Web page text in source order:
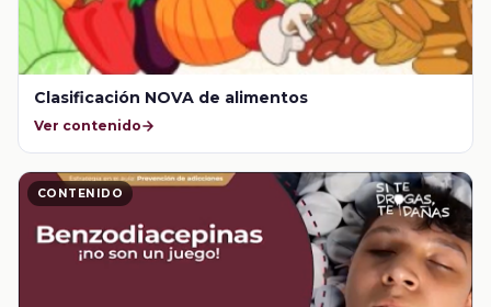
Clasificación NOVA de alimentos
Ver contenido
CONTENIDO